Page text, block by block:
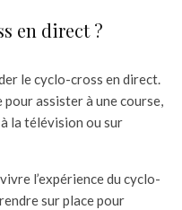
en direct ?
le cyclo-cross en direct.
assister à une course,
la télévision ou sur
l’expérience du cyclo-
sur place pour